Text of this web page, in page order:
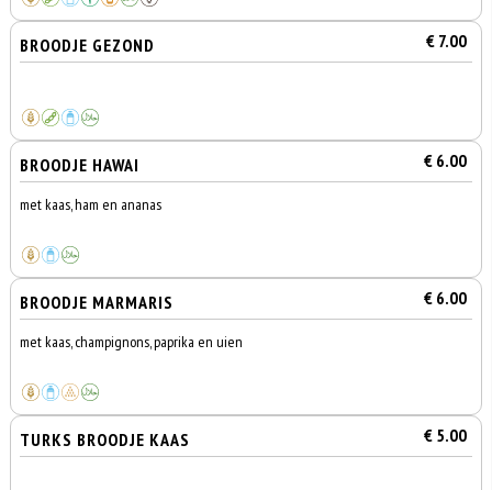
BROODJE GEZOND € 7.00
BROODJE HAWAI € 6.00
met kaas, ham en ananas
BROODJE MARMARIS € 6.00
met kaas, champignons, paprika en uien
TURKS BROODJE KAAS € 5.00